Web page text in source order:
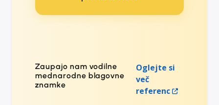
Zaupajo nam vodilne
mednarodne blagovne
znamke
Oglejte si
več
referenc